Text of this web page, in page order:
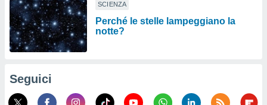
SCIENZA
Perché le stelle lampeggiano la
notte?
Seguici